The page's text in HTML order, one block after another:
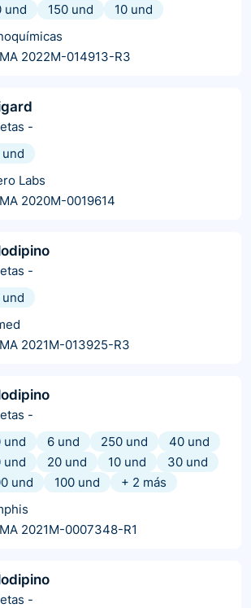
und
150 und
10 und
2022M-014913-R3
-
und
Labs
2020M-0019614
-
und
2021M-013925-R3
-
und
6 und 250 und
40 und
und
20 und 10 und
30 und
und
100 und + 2 más
2021M-0007348-R1
-